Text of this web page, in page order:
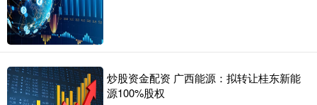
炒股资金配资 广西能源：拟转让桂东新能
源100%股权